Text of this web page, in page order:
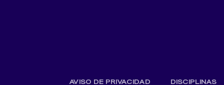
AVISO DE PRIVACIDAD DISCIPLINAS